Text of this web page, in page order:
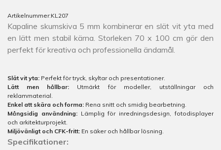
Artikelnummer:KL207
Kapaline skumskiva 5 mm kombinerar en slät vit yta med
en lätt men stabil kärna. Storleken 70 x 100 cm gör den
perfekt för kreativa och professionella ändamål.
Slät vit yta: Perfekt för tryck, skyltar och presentationer.
Lätt men hållbar: Utmärkt för modeller, utställningar och
reklammaterial.
Enkel att skära och forma: Rena snitt och smidig bearbetning.
Mångsidig användning:Lämplig för inredningsdesign, fotodisplayer
och arkitekturprojekt.
Miljövänligt och CFK-fritt: En säker och hållbar lösning.
Specifikationer: